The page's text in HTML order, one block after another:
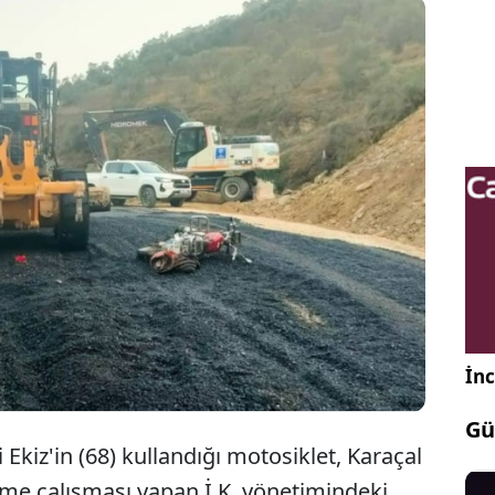
Yenipazar ilçesinde motosiklet greyderle
Kazada motosikletin sürücüsü, kaldırıldığı
hayatını kaybetti.
Ekiz'in (68) kullandığı motosiklet, Karaçal